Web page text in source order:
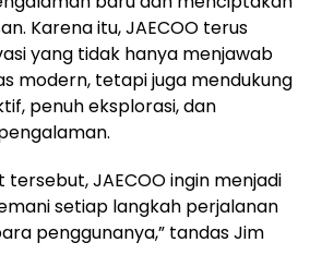
Karena itu, JAECOO terus
yang tidak hanya menjawab
modern, tetapi juga mendukung
penuh eksplorasi, dan
tersebut, JAECOO ingin menjadi
setiap langkah perjalanan
penggunanya,” tandas Jim